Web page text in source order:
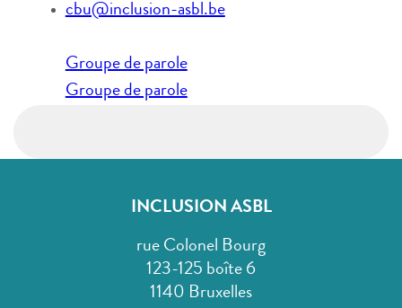
cbu@inclusion-asbl.be
Navigation
de
Groupe de parole
Groupe de parole
INCLUSION ASBL
rue Colonel Bourg
123-125 boîte 6
1140 Bruxelles